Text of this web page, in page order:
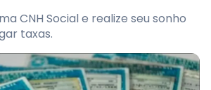
CNH Social e realize seu sonho
taxas.